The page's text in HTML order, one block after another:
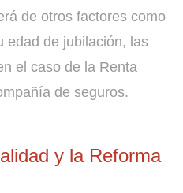
de otros factores como
edad de jubilación, las
el caso de la Renta
de seguros.
y la Reforma